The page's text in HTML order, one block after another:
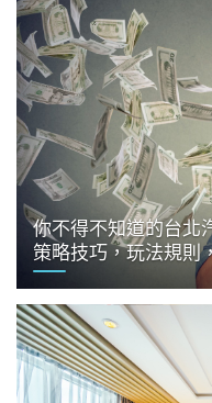
你不得不知道的台北
策略技巧，玩法規則